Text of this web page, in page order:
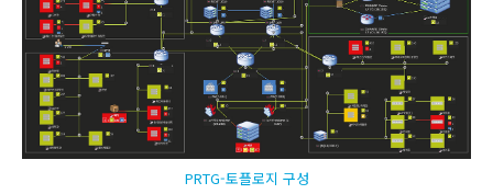
PRTG-토플로지 구성